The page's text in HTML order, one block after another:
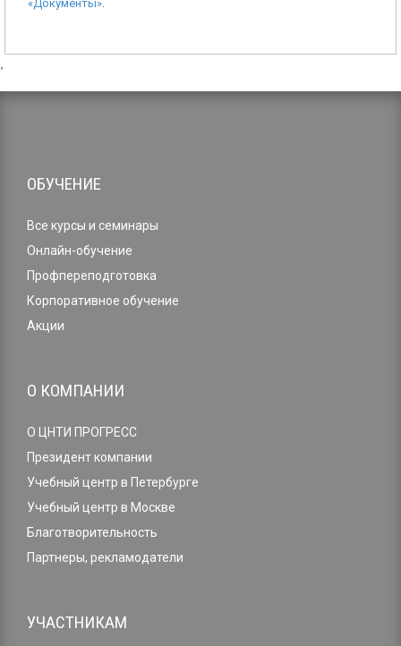
«Документы».
ОБУЧЕНИЕ
Все курсы и семинары
Онлайн-обучение
Профпереподготовка
Корпоративное обучение
Акции
О КОМПАНИИ
О ЦНТИ ПРОГРЕСС
Президент компании
Учебный центр в Петербурге
Учебный центр в Москве
Благотворительность
Партнеры, рекламодатели
УЧАСТНИКАМ